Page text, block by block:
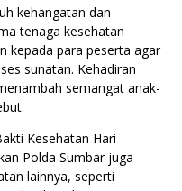
kehangatan dan
tenaga kesehatan
kepada para peserta agar
sunatan. Kehadiran
semangat anak-
Kesehatan Hari
Polda Sumbar juga
lainnya, seperti